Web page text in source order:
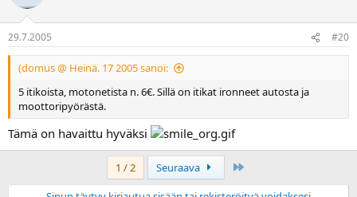
29.7.2005 #20
(domus @ Heinä. 17 2005 sanoi:
5 itikoista, motonetista n. 6€. Sillä on itikat ironneet autosta ja
moottoripyörästä.
Tämä on havaittu hyväksi
1 / 2 Seuraava